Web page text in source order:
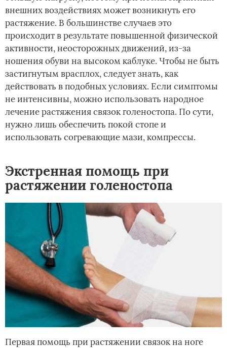
внешних воздействиях может возникнуть его
растяжение. В большинстве случаев это
происходит в результате повышенной физической
активности, неосторожных движений, из-за
ношения обуви на высоком каблуке. Чтобы не быть
застигнутым врасплох, следует знать, как
действовать в подобных условиях. Если симптомы
не интенсивны, можно использовать народное
лечение растяжения связок голеностопа. По сути,
нужно лишь обеспечить покой стопе и
использовать согревающие мази, компрессы.
Экстренная помощь при
растяжении голеностопа
Первая помощь при растяжении связок на ноге